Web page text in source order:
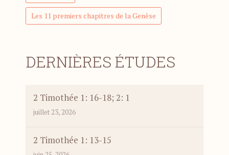
Les 11 premiers chapitres de la Genèse
DERNIÈRES ÉTUDES
2 Timothée 1: 16-18; 2: 1
juillet 23, 2026
2 Timothée 1: 13-15